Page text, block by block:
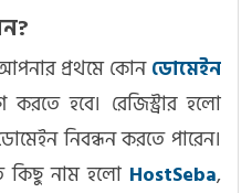
প্রথমে কোনডোমেইন
হবে। রেজিস্ট্রার হলো
নিবন্ধন করতে পারেন।
কিছু নাম হলো HostSeba,